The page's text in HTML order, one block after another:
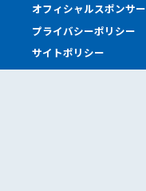
オフィシャルスポンサー
プライバシーポリシー
サイトポリシー